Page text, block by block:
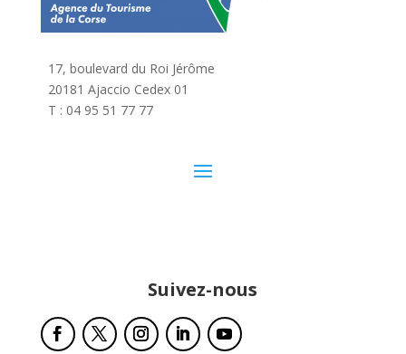
17, boulevard du Roi Jérôme
20181 Ajaccio Cedex 01
T : 04 95 51 77 77
Suivez-nous